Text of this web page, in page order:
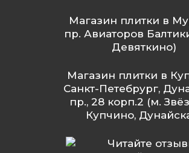
Магазин плитки в
пр. Авиаторов
Девяткино)
Магазин плитки в
Санкт-Петебрург,
пр., 28 корп.2 (м.
Купчино,